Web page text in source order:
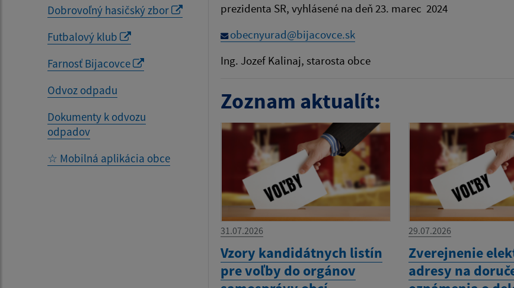
Dobrovoľný hasičský zbor
Futbalový klub
Farnosť Bijacovce
Odvoz odpadu
Dokumenty k odvozu
odpadov
☆ Mobilná aplikácia obce
prezidenta SR, vyhlásené na deň 23. marec 2024
obecnyurad@bijacovce.sk
Ing. Jozef Kalinaj, starosta obce
Zoznam aktualít:
31.07.2026
Vzory kandidátnych listín
pre voľby do orgánov
29.07.2026
Zverejnenie
adresy na